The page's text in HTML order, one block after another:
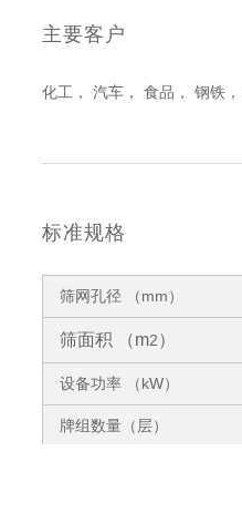
主要客户
化工， 汽车， 食品， 钢铁
标准规格
筛网孔径 （mm）
筛面积 （m2）
设备功率 （kW）
牌组数量（层）